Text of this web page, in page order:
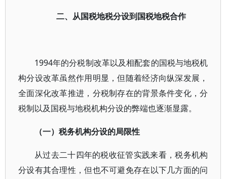
二、从国税地税分设到国税地税合作
1994年的分税制改革以及相配套的国税与地税机
构分设改革虽然作用明显，但随着经济向纵深发展，
全面深化改革推进，分税制存在的背景条件变化，分
税制以及国税与地税机构分设的弊端也逐渐显露。
（一）税务机构分设的局限性
从过去二十四年的税收征管实践来看，税务机构
分设有其合理性，但也不可避免存在以下几方面的问